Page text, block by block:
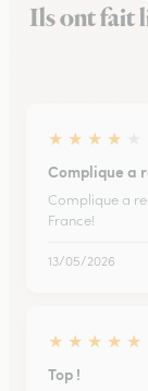
Ils ont fait
★ ★ ★ ★
Complique a
Complique a
France!
13/05/2026
★ ★ ★ ★ ★
Top !